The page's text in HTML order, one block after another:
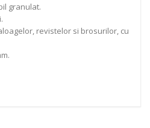
granulat.
revistelor si brosurilor, cu